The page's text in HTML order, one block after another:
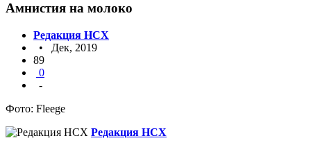
Амнистия на молоко
Редакция НСХ
• Дек, 2019
89
0
-
Фото: Fleege
Редакция НСХ